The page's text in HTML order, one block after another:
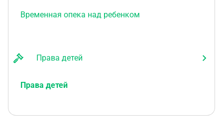
Временная опека над ребенком
Права детей
Права детей